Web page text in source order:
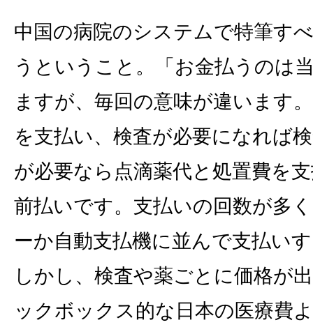
中国の病院のシステムで特筆す
うということ。「お金払うのは
ますが、毎回の意味が違います
を支払い、検査が必要になれば
が必要なら点滴薬代と処置費を
前払いです。支払いの回数が多
ーか自動支払機に並んで支払い
しかし、検査や薬ごとに価格が
ックボックス的な日本の医療費